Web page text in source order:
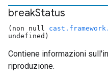
breakStatus
(non null
undefined)
Contiene informazioni
riproduzione.